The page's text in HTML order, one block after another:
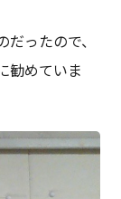
ったので、
勧めていま